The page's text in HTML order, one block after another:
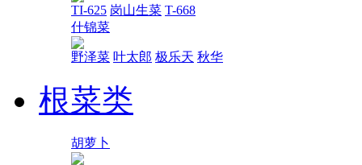
TI-625 岗山生菜 T-668
什锦菜
野泽菜 叶太郎 极乐天 秋华
根菜类
胡萝卜